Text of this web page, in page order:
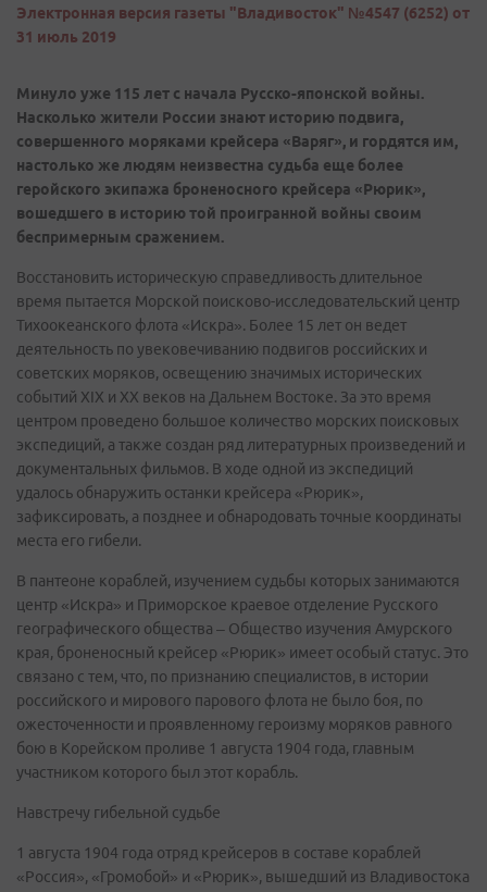
Электронная версия газеты "Владивосток" №4547 (6252) от
31 июль 2019
Минуло уже 115 лет с начала Русско-японской войны.
Насколько жители России знают историю подвига,
совершенного моряками крейсера «Варяг», и гордятся им,
настолько же людям неизвестна судьба еще более
геройского экипажа броненосного крейсера «Рюрик»,
вошедшего в историю той проигранной войны своим
беспримерным сражением.
Восстановить историческую справедливость длительное
время пытается Морской поисково-исследовательский центр
Тихоокеанского флота «Искра». Более 15 лет он ведет
деятельность по увековечиванию подвигов российских и
советских моряков, освещению значимых исторических
событий XIX и XX веков на Дальнем Востоке. За это время
центром проведено большое количество морских поисковых
экспедиций, а также создан ряд литературных произведений и
документальных фильмов. В ходе одной из экспедиций
удалось обнаружить останки крейсера «Рюрик»,
зафиксировать, а позднее и обнародовать точные координаты
места его гибели.
В пантеоне кораблей, изучением судьбы которых занимаются
центр «Искра» и Приморское краевое отделение Русского
географического общества – Общество изучения Амурского
края, броненосный крейсер «Рюрик» имеет особый статус. Это
связано с тем, что, по признанию специалистов, в истории
российского и мирового парового флота не было боя, по
ожесточенности и проявленному героизму моряков равного
бою в Корейском проливе 1 августа 1904 года, главным
участником которого был этот корабль.
Навстречу гибельной судьбе
1 августа 1904 года отряд крейсеров в составе кораблей
«Россия», «Громобой» и «Рюрик», вышедший из Владивостока